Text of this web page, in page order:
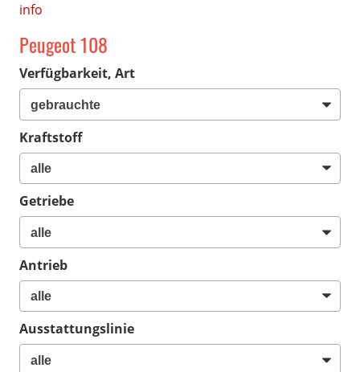
info
Peugeot 108
Verfügbarkeit, Art
Kraftstoff
Getriebe
Antrieb
Ausstattungslinie